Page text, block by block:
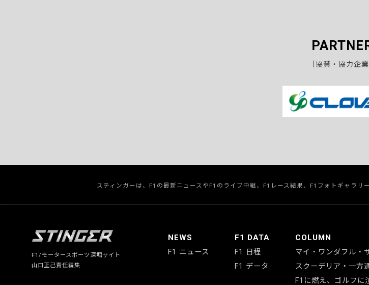
［協賛・協力企業
スティンガーは、F1の最新ニュースやF1のライブ中継、F1レース結果、F1フォトギャラリ
F1/モータースポーツ深堀サイト
山口正己責任編集
NEWS
F1 ニュース
F1 DATA
F1 日程
F1 データ
COLUMN
マイ・ワンダフル・
スクーデリア・一方
F1に燃え、ゴルフに